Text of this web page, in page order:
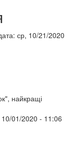
ср, 10/21/2020
найкращі
10/01/2020 - 11:06